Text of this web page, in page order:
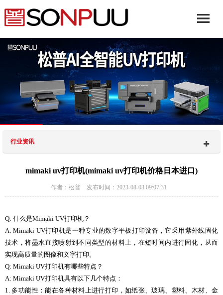
行业资讯
mimaki uv打印机(mimaki uv打印机价格日本进口)
作者：松普 发布时间：2023-08-03 09:07:31
Q: 什么是Mimaki UV打印机？
A: Mimaki UV打印机是一种专业的数字平板打印设备，它采用紫外线固化
技术，将墨水直接喷射到不同类型的材料上，在短时间内进行固化，从而
实现高质量的图像和文字打印。
Q: Mimaki UV打印机有哪些特点？
A: Mimaki UV打印机具有以下几个特点：
1. 多功能性：能在各种材料上进行打印，如纸张、玻璃、塑料、木材、金